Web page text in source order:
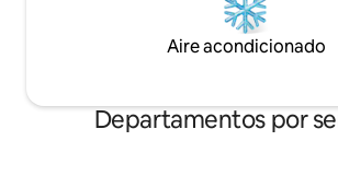
Aire acondicionado
Departamentos por